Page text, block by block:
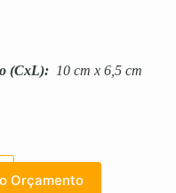
(CxL): 10 cm x 6,5 cm
Orçamento